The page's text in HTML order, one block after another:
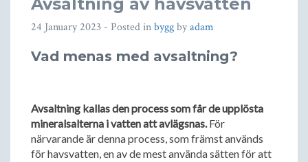
24 January 2023 - Posted inbyggbyadam
Vad menas med avsaltning?
Avsaltning kallas den process som får de upplösta
mineralsalterna i vatten att avlägsnas.För
närvarande är denna process, som främst används
för havsvatten, en av de mest använda sätten för att